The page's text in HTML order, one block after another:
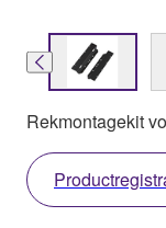
Rekmontagekit